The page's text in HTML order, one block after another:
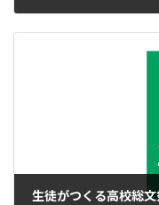
生徒がつくる高校総